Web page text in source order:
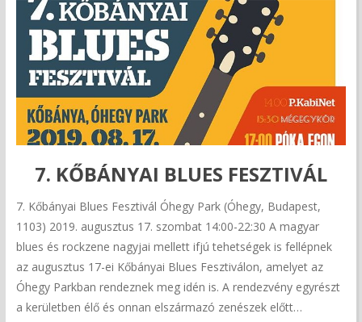
7. KŐBÁNYAI BLUES FESZTIVÁL
7. Kőbányai Blues Fesztivál Óhegy Park (Óhegy, Budapest,
1103) 2019. augusztus 17. szombat 14:00-22:30 A magyar
blues és rockzene nagyjai mellett ifjú tehetségek is fellépnek
az augusztus 17-ei Kőbányai Blues Fesztiválon, amelyet az
Óhegy Parkban rendeznek meg idén is. A rendezvény egyrészt
a kerületben élő és onnan elszármazó zenészek előtt…